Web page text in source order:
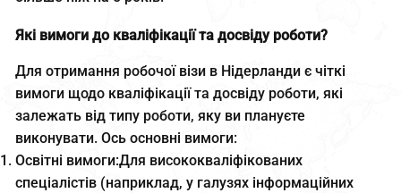
Які вимоги до кваліфікації та досвіду роботи?
Для отримання робочої візи в Нідерланди є чіткі
вимоги щодо кваліфікації та досвіду роботи, які
залежать від типу роботи, яку ви плануєте
виконувати. Ось основні вимоги:
Освітні вимоги:Для висококваліфікованих
спеціалістів (наприклад, у галузях інформаційних